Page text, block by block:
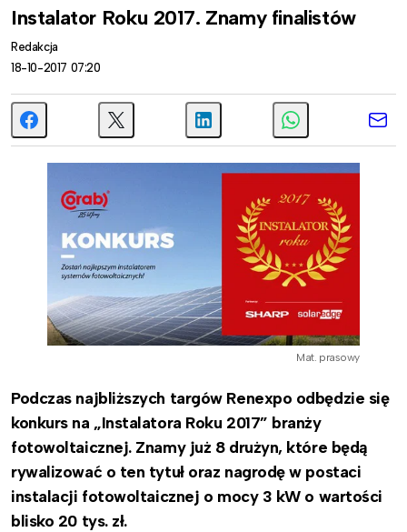
Instalator Roku 2017. Znamy finalistów
Redakcja
18-10-2017 07:20
Mat. prasowy
Podczas najbliższych targów Renexpo odbędzie się
konkurs na „Instalatora Roku 2017” branży
fotowoltaicznej. Znamy już 8 drużyn, które będą
rywalizować o ten tytuł oraz nagrodę w postaci
instalacji fotowoltaicznej o mocy 3 kW o wartości
blisko 20 tys. zł.